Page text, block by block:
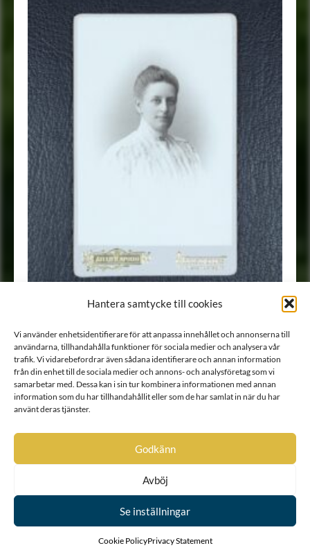
Hantera samtycke till cookies
Vi använder enhetsidentifierare för att anpassa innehållet och annonserna till
användarna, tillhandahålla funktioner för sociala medier och analysera vår
trafik. Vi vidarebefordrar även sådana identifierare och annan information
från din enhet till de sociala medier och annons- och analysföretag som vi
samarbetar med. Dessa kan i sin tur kombinera informationen med annan
information som du har tillhandahållit eller som de har samlat in när du har
använt deras tjänster.
Godkänn
Avböj
Se inställningar
Cookie PolicyPrivacy Statement
Porträtt•Fotografi